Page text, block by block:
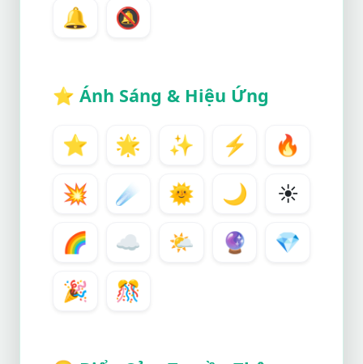
🔔
🔕
⭐ Ánh Sáng & Hiệu Ứng
⭐ 🌟 ✨ ⚡
🔥
💥
☄️ 🌞 🌙
☀️
🌈
☁️ 🌤️ 🔮
💎
🎉
🎊